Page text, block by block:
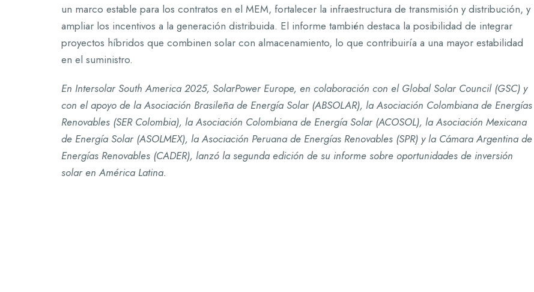
un marco estable para los contratos en el MEM, fortalecer la infraestructura de transmisión y distribución, y
ampliar los incentivos a la generación distribuida. El informe también destaca la posibilidad de integrar
proyectos híbridos que combinen solar con almacenamiento, lo que contribuiría a una mayor estabilidad
en el suministro.
En Intersolar South America 2025, SolarPower Europe, en colaboración con el Global Solar Council (GSC) y
con el apoyo de la Asociación Brasileña de Energía Solar (ABSOLAR), la Asociación Colombiana de Energías
Renovables (SER Colombia), la Asociación Colombiana de Energía Solar (ACOSOL), la Asociación Mexicana
de Energía Solar (ASOLMEX), la Asociación Peruana de Energías Renovables (SPR) y la Cámara Argentina de
Energías Renovables (CADER), lanzó la segunda edición de su informe sobre oportunidades de inversión
solar en América Latina.